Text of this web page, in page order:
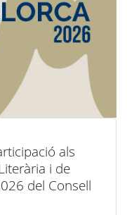
als
i de
del Consell